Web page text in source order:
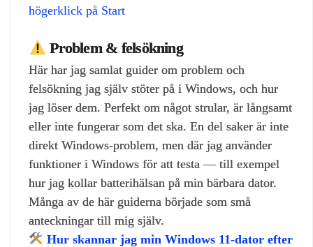
högerklick på Start
Problem & felsökning
Här har jag samlat guider om problem och
felsökning jag själv stöter på i Windows, och hur
jag löser dem. Perfekt om något strular, är långsamt
eller inte fungerar som det ska. En del saker är inte
direkt Windows‑problem, men där jag använder
funktioner i Windows för att testa — till exempel
hur jag kollar batterihälsan på min bärbara dator.
Många av de här guiderna började som små
anteckningar till mig själv.
Hur skannar jag min Windows 11‑dator efter